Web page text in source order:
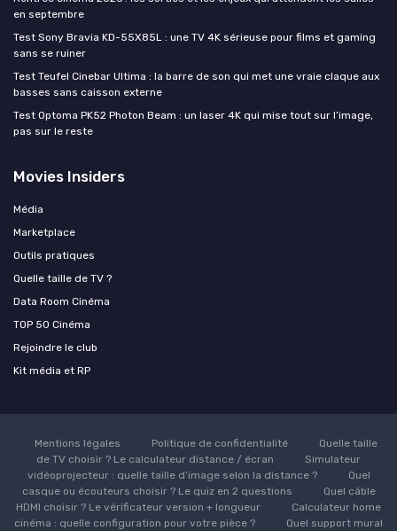
en septembre
Test Sony Bravia KD-55X85L : une TV 4K sérieuse pour films et gaming
sans se ruiner
Test Teufel Cinebar Ultima : la barre de son qui met une vraie claque aux
basses sans caisson externe
Test Optoma PK52 Photon Beam : un laser 4K qui mise tout sur l’image,
pas sur le reste
Movies Insiders
Média
Marketplace
Outils pratiques
Quelle taille de TV ?
Data Room Cinéma
TOP 50 Cinéma
Rejoindre le club
Kit média et RP
Mentions légales Politique de confidentialité
Quelle taille
de TV choisir ? Le calculateur distance / écran
Simulateur
vidéoprojecteur : quelle taille d’image selon la distance ?
Quel
casque ou écouteurs choisir ? Le quiz en 2 questions
Quel câble
HDMI choisir ? Le vérificateur version + longueur
Calculateur home
cinéma : quelle configuration pour votre pièce ?
Quel support mural